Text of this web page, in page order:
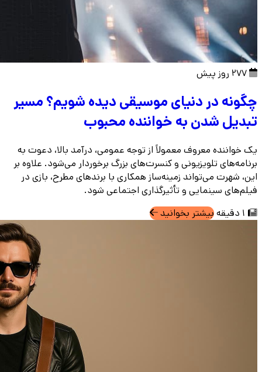
چگونه در دنیای موسیقی دیده شویم؟ مسیر
تبدیل شدن به خواننده محبوب
یک خواننده معروف معمولاً از توجه عمومی، درآمد بالا، دعوت به
برنامه‌های تلویزیونی و کنسرت‌های بزرگ برخوردار می‌شود. علاوه بر
این، شهرت می‌تواند زمینه‌ساز همکاری با برندهای مطرح، بازی در
فیلم‌های سینمایی و تأثیرگذاری اجتماعی شود.
بیشتر بخوانید